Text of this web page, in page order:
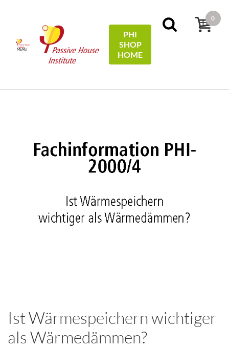
MENU
PHI
SHOP
HOME
0
Technical Information
Ist Wärmespeichern
Ist Wärmespeichern wichtiger
als Wärmedämmen?